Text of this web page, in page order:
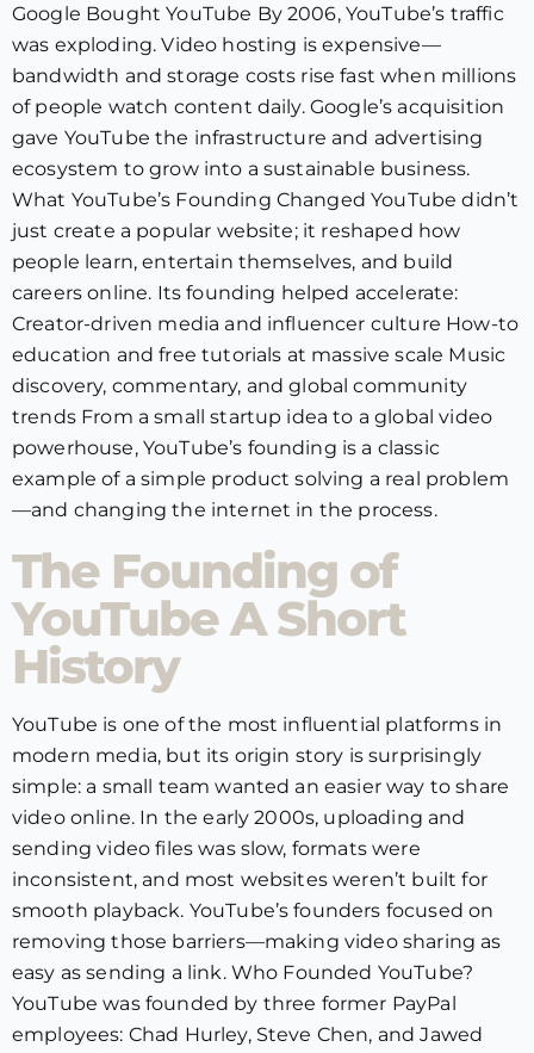
Google Bought YouTube By 2006, YouTube’s traffic
was exploding. Video hosting is expensive—
bandwidth and storage costs rise fast when millions
of people watch content daily. Google’s acquisition
gave YouTube the infrastructure and advertising
ecosystem to grow into a sustainable business.
What YouTube’s Founding Changed YouTube didn’t
just create a popular website; it reshaped how
people learn, entertain themselves, and build
careers online. Its founding helped accelerate:
Creator-driven media and influencer culture How-to
education and free tutorials at massive scale Music
discovery, commentary, and global community
trends From a small startup idea to a global video
powerhouse, YouTube’s founding is a classic
example of a simple product solving a real problem
—and changing the internet in the process.
The Founding of
YouTube A Short
History
YouTube is one of the most influential platforms in
modern media, but its origin story is surprisingly
simple: a small team wanted an easier way to share
video online. In the early 2000s, uploading and
sending video files was slow, formats were
inconsistent, and most websites weren’t built for
smooth playback. YouTube’s founders focused on
removing those barriers—making video sharing as
easy as sending a link. Who Founded YouTube?
YouTube was founded by three former PayPal
employees: Chad Hurley, Steve Chen, and Jawed